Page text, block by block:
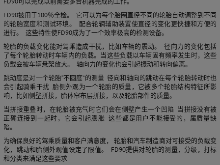
FD90被用于100％全检。 它可以为每个胎圈直径不同的轮胎自动调整到不同
的轮胎宽度和测试环境。 配合轮辋辅助装置使直径的变化更快捷和方便的
进行。 这些特性使FD90成为了一个效率极高的检测设备。
轮胎的负载变化能对驾乘造成干扰，比如车辆的震动。 径向力的变化包括
了每个轮胎转动时车辆内的负载。当这些负载以车辆固有频率发生时，这些
负载会被车辆悬架放大。 轴向力的变化也会引起振动和转向偏离。
跳动度是对一个轮胎“不圆度”的测量 径向和轴向的跳动在每个轮胎转动时也
会引起骑乘干扰 胎侧外观为一个轮胎的质量，它被多个轮胎结构特征所影
响，比如侧壁拼接，胎体帘布层拼接，以及轮胎部件的质量。
当拼接重叠时，在轮胎被充气时它们会在侧壁产生一个凹陷 当拼接没有被
正确连接到一起时，它会引起膨胀 这些都是用户不能接受的，属质量缺
陷。
为确保良好的驾乘质量和客户满意度， 轮胎和汽车制造商对可接受的负载变
化，跳动和胎侧外观值设定了限值。 FD90提供对轮胎的测量，分级，打标
和分类来满足这些要求